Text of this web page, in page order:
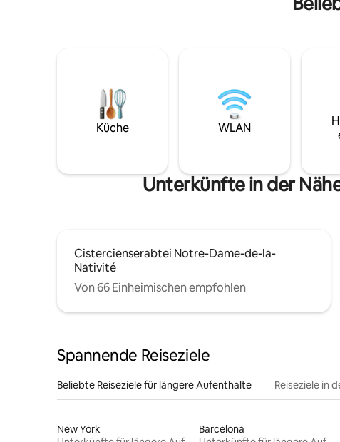
Küche WLAN
Unterkünfte in der
Cistercienserabtei Notre-Dame-de-la-
Nativité
Von 66 Einheimischen empfohlen
Spannende Reiseziele
Beliebte Reiseziele für längere Aufenthalte Reiseziele in
New York
Barcelona